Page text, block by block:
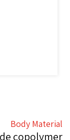
Body Material
copolymer.